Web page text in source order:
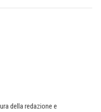
della redazione e